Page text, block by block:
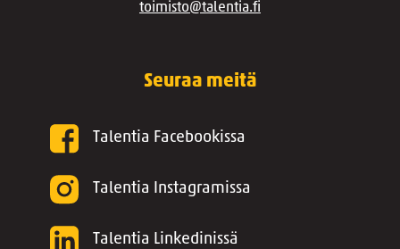
toimisto@talentia.fi
Seuraa meitä
Talentia Facebookissa
Talentia Instagramissa
Talentia Linkedinissä